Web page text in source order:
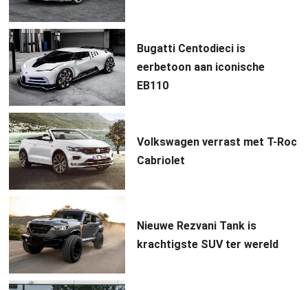
Bugatti Centodieci is
eerbetoon aan iconische
EB110
Volkswagen verrast met T-Roc
Cabriolet
Nieuwe Rezvani Tank is
krachtigste SUV ter wereld